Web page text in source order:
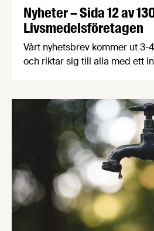
Nyheter – Sida 12 av
Livsmedelsföretagen
Vårt nyhetsbrev kommer ut 3-
och riktar sig till alla med ett
nyhetsbrev godkänner du
hantering av personuppgifter.